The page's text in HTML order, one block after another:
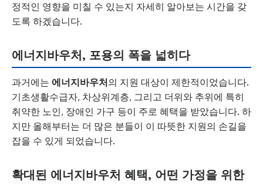
정적인 영향을 미칠 수 있는지 자세히 알아보는 시간을 갖
도록 하겠습니다.
에너지바우처, 포용의 폭을 넓히다
과거에는 에너지바우처의 지원 대상이 제한적이었습니다.
기초생활수급자, 차상위계층, 그리고 더위와 추위에 특히
취약한 노인, 장애인 가구 등이 주로 혜택을 받았습니다. 하
지만 올해부터는 더 많은 분들이 이 따뜻한 지원의 손길을
잡을 수 있게 되었습니다.
확대된 에너지바우처 혜택, 어떤 가정을 위한